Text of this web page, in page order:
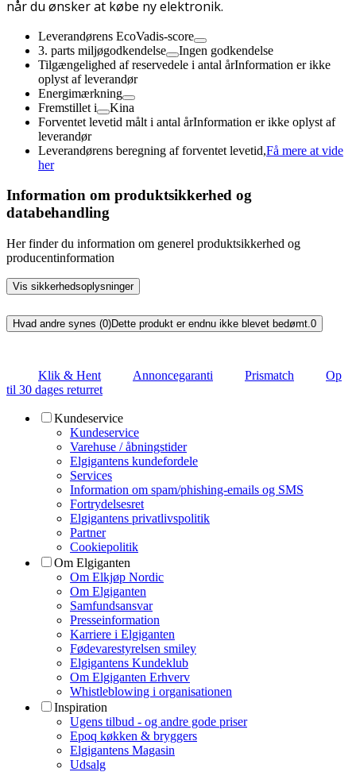
når du ønsker at købe ny elektronik.
Leverandørens EcoVadis-score
3. parts miljøgodkendelse
Ingen godkendelse
Tilgængelighed af reservedele i antal årInformation er ikke
oplyst af leverandør
Energimærkning
Fremstillet i
Kina
Forventet levetid målt i antal årInformation er ikke oplyst af
leverandør
Leverandørens beregning af forventet levetid,Få mere at vide
her
Information om produktsikkerhed og
databehandling
Her finder du information om generel produktsikkerhed og
producentinformation
Vis sikkerhedsoplysninger
Hvad andre synes (0)Dette produkt er endnu ikke blevet bedømt.0
Klik & Hent Annoncegaranti Prismatch
Op
til 30 dages returret
Kundeservice
Kundeservice
Varehuse / åbningstider
Elgigantens kundefordele
Services
Information om spam/phishing-emails og SMS
Fortrydelsesret
Elgigantens privatlivspolitik
Partner
Cookiepolitik
Om Elgiganten
Om Elkjøp Nordic
Om Elgiganten
Samfundsansvar
Presseinformation
Karriere i Elgiganten
Fødevarestyrelsen smiley
Elgigantens Kundeklub
Om Elgiganten Erhverv
Whistleblowing i organisationen
Inspiration
Ugens tilbud - og andre gode priser
Epoq køkken & bryggers
Elgigantens Magasin
Udsalg